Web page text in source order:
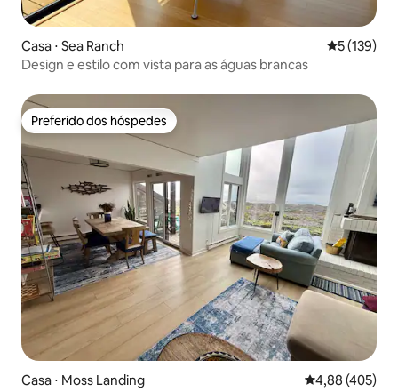
Casa ⋅ Sea Ranch 5 de uma
5 (139)
Design e estilo com vista para as águas brancas
Preferido dos hóspedes
Preferido dos hóspedes
Casa ⋅ Moss Landing 4,88 de uma
4,88 (405)